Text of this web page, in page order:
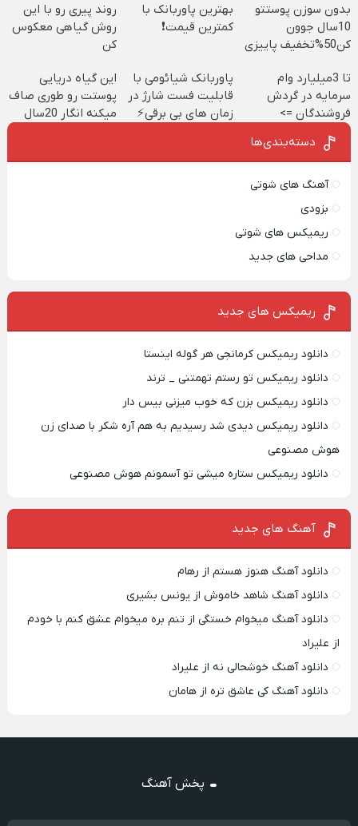
بدون سوزن پوستتو
10سال جوون
کن50%تخفیف پاییزی
بهترین پاوربانک با
کمترین قیمت❗
روند پیری رو با این
روش گیاهی معکوس
کن
تا 3میلیارد وام
سرمایه در گردش
فروشندگان =>
فروشگاهت رو ثبت
پاوربانک شیائومی با
قابلیت فست شارژ در
زمان های بی برقی⚡
این گیاه دریایی
پوستت رو طوری صاف
میکنه انگار 20سال
دسته‌بندی‌ها
آهنگ های شوتی
بزودی
ریمیکس های شوتی
مداحی های جدید
ریمیکس‌ های جدید
دانلود ریمیکس کرمانجی هر گوله اینستا
دانلود ریمیکس تو رستم تهمتنی _ ترند
دانلود ریمیکس بزن که خوب میزنی بیس دار
دانلود ریمیکس دیدی شد رسیدیم به هم آره شکر با صدای زن
هوش مصنوعی
دانلود ریمیکس ستاره میشی تو آسمونم هوش مصنوعی
آهنگ های جدید
دانلود آهنگ هنوز هستم از رهام
دانلود آهنگ شاهد خاموش از یونس بشیری
دانلود آهنگ میخوام خستگی از تنم بره میخوام عشق کنم با خودم
از علیراد
دانلود آهنگ خوشحالی نه از علیراد
دانلود آهنگ کی عاشق تره از هامان
پخش آهنگ